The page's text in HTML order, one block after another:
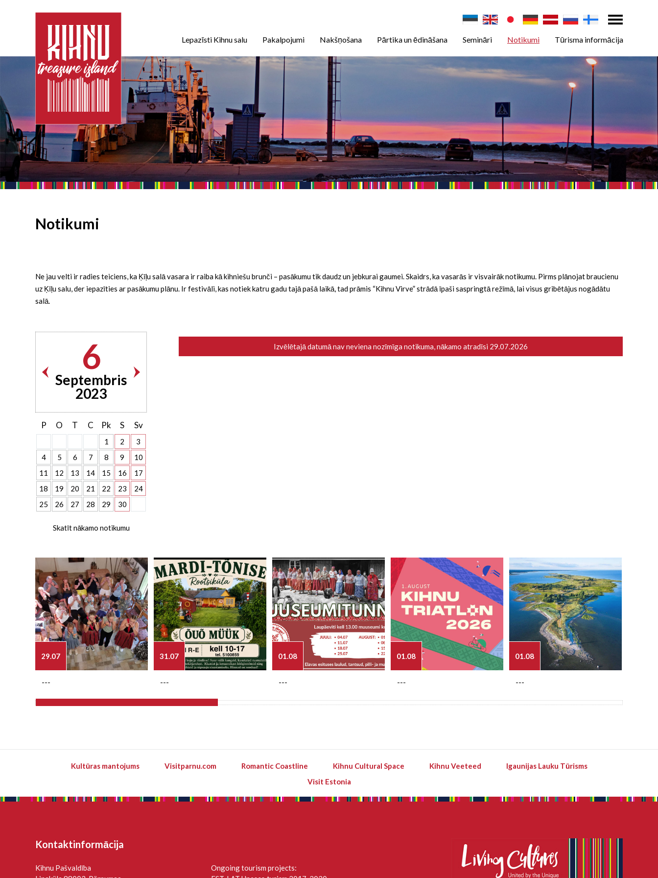
Lepazīsti Kihnu salu Pakalpojumi Nakšņošana Pārtika un ēdināšana Semināri Notikumi Tūrisma informācija
Notikumi
Ne jau velti ir radies teiciens, ka Ķīļu salā vasara ir raiba kā kihniešu brunči – pasākumu tik daudz un jebkurai gaumei. Skaidrs, ka vasarās ir visvairāk notikumu. Pirms plānojat braucienu
uz Ķīļu salu, der iepazīties ar pasākumu plānu. Ir festivāli, kas notiek katru gadu tajā pašā laikā, tad prāmis “Kihnu Virve” strādā īpaši saspringtā režīmā, lai visus gribētājus nogādātu
salā.
6
Septembris
2023
P O T C Pk S Sv
1 2
3
4
5 6 7 8 9
10
11
12 13 14 15 16
17
18
19 20 21 22 23
24
25
26 27 28 29 30
Skatīt nākamo notikumu
Izvēlētajā datumā nav neviena nozīmīga notikuma, nākamo atradīsi 29.07.2026
29.07
---
31.07
---
01.08
---
01.08
---
01.08
---
Kultūras mantojums Visitparnu.com Romantic Coastline Kihnu Cultural Space Kihnu Veeteed
Igaunijas Lauku Tūrisms
Visit Estonia
Kontaktinformācija
Kihnu Pašvaldība
Ongoing tourism projects: